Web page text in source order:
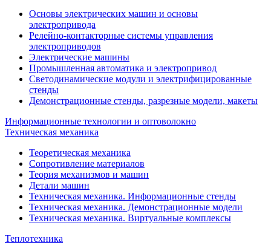
Основы электрических машин и основы
электропривода
Релейно-контакторные системы управления
электроприводов
Электрические машины
Промышленная автоматика и электропривод
Светодинамические модули и электрифицированные
стенды
Демонстрационные стенды, разрезные модели, макеты
Информационные технологии и оптоволокно
Техническая механика
Теоретическая механика
Сопротивление материалов
Теория механизмов и машин
Детали машин
Техническая механика. Информационные стенды
Техническая механика. Демонстрационные модели
Техническая механика. Виртуальные комплексы
Теплотехника